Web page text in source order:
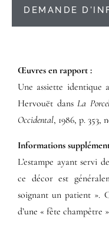
DEMANDE
Œuvres en rapport :​
Une assiette identique
Hervouët dansLa
Occidental, 1986, p. 353,
Informations
L’estampe ayant servi
ce décor est
soignant un patient ».
d’une « fête champêtre